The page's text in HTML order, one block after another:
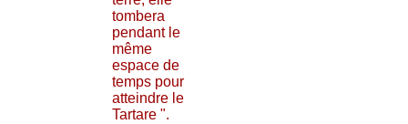
tombera
pendant le
même
espace de
temps pour
atteindre le
Tartare ".